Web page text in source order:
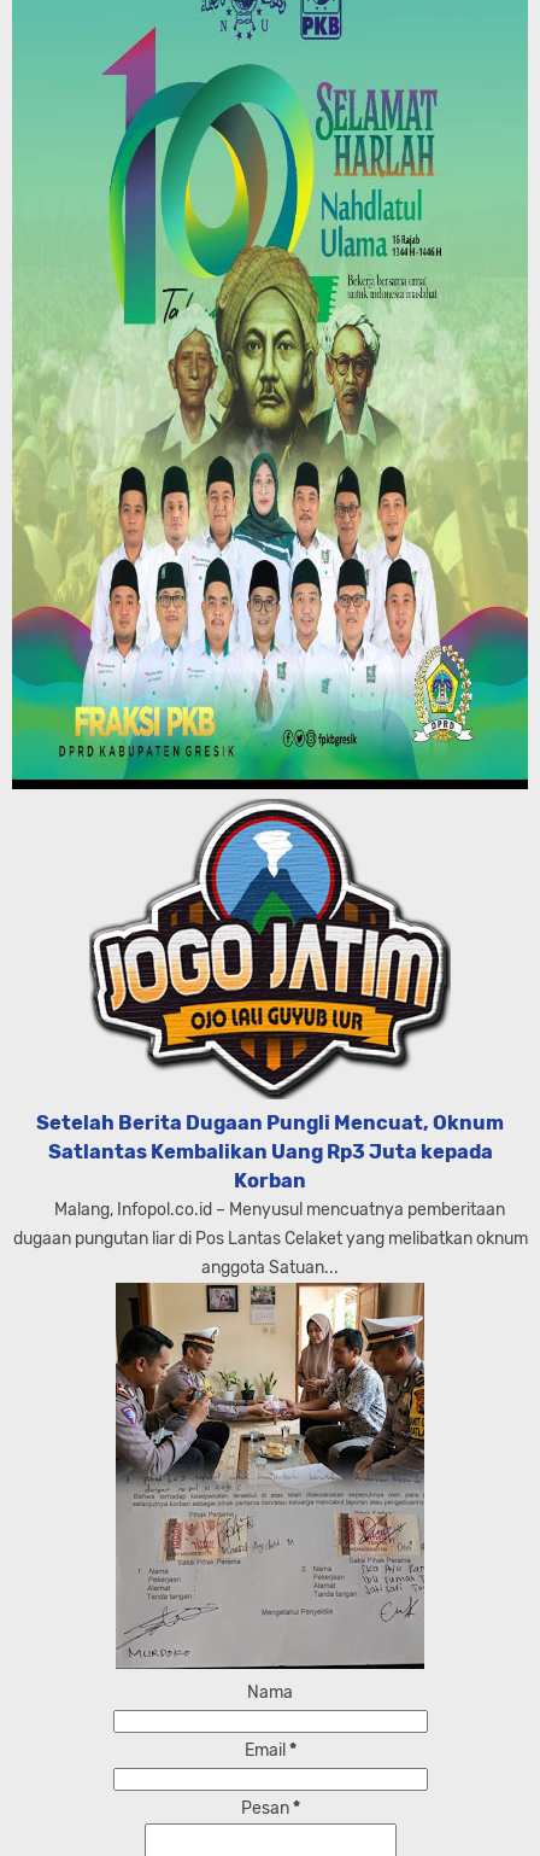
Setelah Berita Dugaan Pungli Mencuat, Oknum
Satlantas Kembalikan Uang Rp3 Juta kepada
Korban
Malang, Infopol.co.id – Menyusul mencuatnya pemberitaan
dugaan pungutan liar di Pos Lantas Celaket yang melibatkan oknum
anggota Satuan...
Nama
Email *
Pesan*